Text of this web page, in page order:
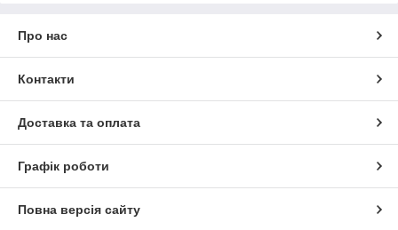
Про нас
Контакти
Доставка та оплата
Графік роботи
Повна версія сайту